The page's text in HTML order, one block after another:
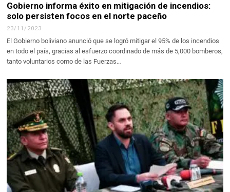
Gobierno informa éxito en mitigación de incendios:
solo persisten focos en el norte paceño
23/11/2023
El Gobierno boliviano anunció que se logró mitigar el 95% de los incendios
en todo el país, gracias al esfuerzo coordinado de más de 5,000 bomberos,
tanto voluntarios como de las Fuerzas…